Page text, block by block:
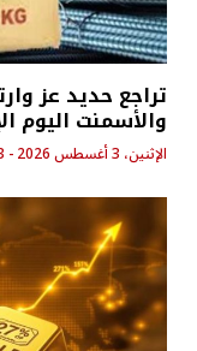
تراجع حديد عز
والأسمنت اليوم
الإثنين، 3 أغسطس 2026 - 12:23 م